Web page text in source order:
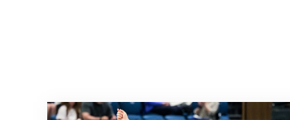
Prochaine étape : les Championnats